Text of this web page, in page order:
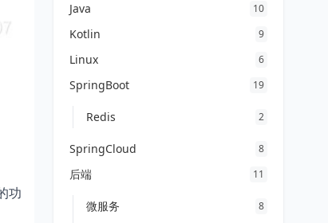
功
Java 10
Kotlin 9
Linux 6
SpringBoot 19
Redis 2
SpringCloud 8
后端 11
微服务 8